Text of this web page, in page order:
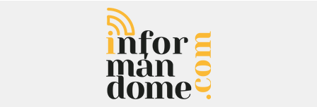
Héroe de cuatro patas: Perrito
policía sorprendió con técnica de